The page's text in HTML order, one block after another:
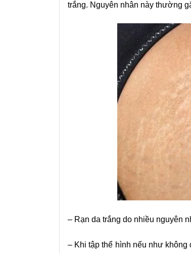
trắng. Nguyên nhân này thường
– Rạn da trắng do nhiều nguyên
– Khi tập thể hình nếu như